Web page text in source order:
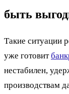
быть
Такие ситуации
уже готовит
нестабилен,
производствам